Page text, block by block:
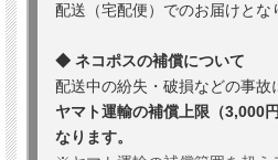
配送（宅配便）でのお届けとな
◆ ネコポスの補償について
配送中の紛失・破損などの事故
ヤマト運輸の補償上限（3,000
なります。